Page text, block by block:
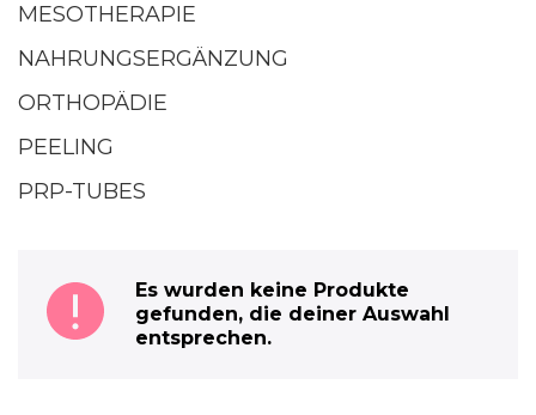
MESOTHERAPIE
NAHRUNGSERGÄNZUNG
ORTHOPÄDIE
PEELING
PRP-TUBES
Es wurden keine Produkte
gefunden, die deiner Auswahl
entsprechen.